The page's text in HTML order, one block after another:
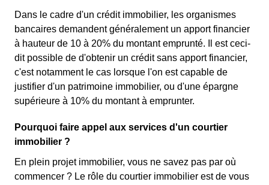
Dans le cadre d'un crédit immobilier, les organismes
bancaires demandent généralement un apport financier
à hauteur de 10 à 20% du montant emprunté. Il est ceci-
dit possible de d'obtenir un crédit sans apport financier,
c'est notamment le cas lorsque l'on est capable de
justifier d'un patrimoine immobilier, ou d'une épargne
supérieure à 10% du montant à emprunter.
Pourquoi faire appel aux services d'un courtier
immobilier ?
En plein projet immobilier, vous ne savez pas par où
commencer ? Le rôle du courtier immobilier est de vous